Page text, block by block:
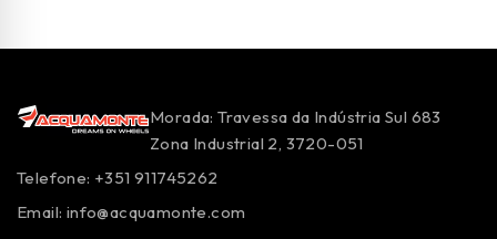
Morada: Travessa da Indústria Sul 683
Zona Industrial 2, 3720-051
Telefone: +351 911745262
Email: info@acquamonte.com